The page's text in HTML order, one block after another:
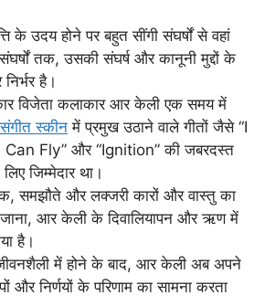
के उदय होने पर बहुत सींगी संघर्षों से वहां
तक, उसकी संघर्ष और कानूनी मुद्दों के
है।
विजेता कलाकार आर केली एक समय में
स्कीन में प्रमुख उठाने वाले गीतों जैसे “I
Fly” और “Ignition” की जबरदस्त
जिम्मेदार था।
समझौते और लक्जरी कारों और वास्तु का
आर केली के दिवालियापन और ऋण में
है।
में होने के बाद, आर केली अब अपने
और निर्णयों के परिणाम का सामना करता